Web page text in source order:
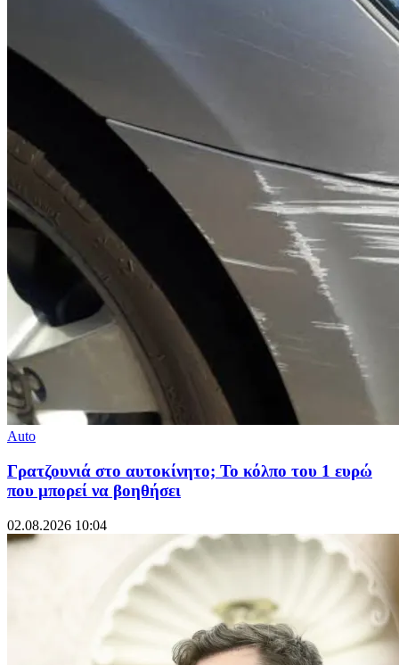
Auto
Γρατζουνιά στο αυτοκίνητο; Το κόλπο του 1 ευρώ
που μπορεί να βοηθήσει
02.08.2026 10:04